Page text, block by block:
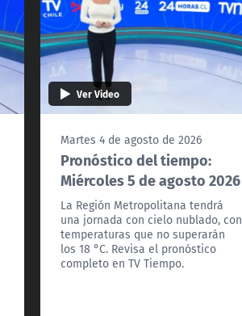
Ver Video
Martes 4 de agosto de 2026
Pronóstico del tiempo:
Miércoles 5 de agosto 2026
La Región Metropolitana tendrá
una jornada con cielo nublado, con
temperaturas que no superarán
los 18 °C. Revisa el pronóstico
completo en TV Tiempo.